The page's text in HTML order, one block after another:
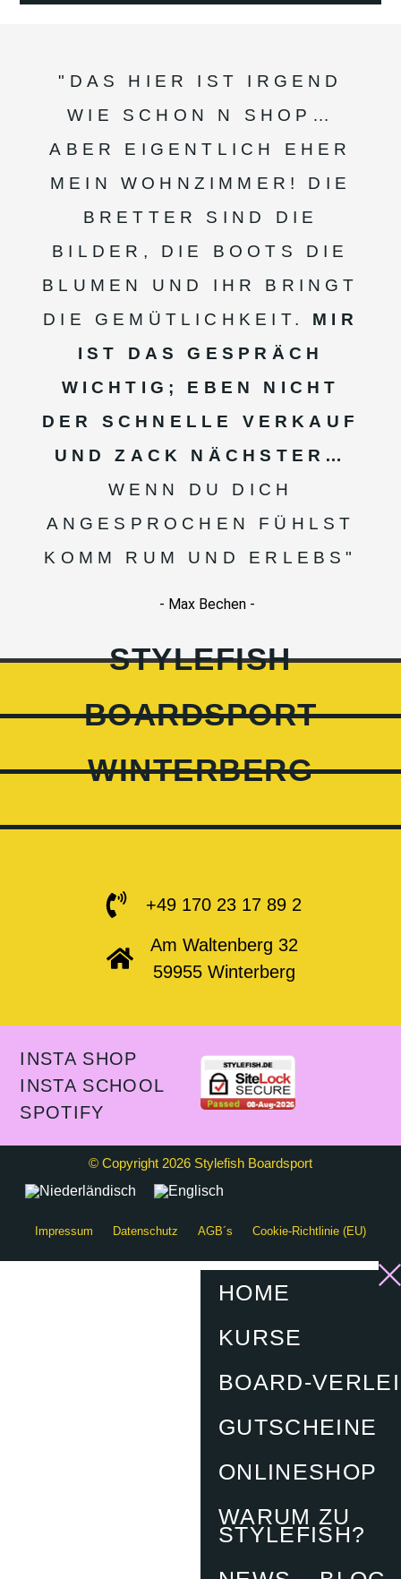
"DAS HIER IST IRGEND
WIE SCHON N SHOP…
ABER EIGENTLICH EHER
MEIN WOHNZIMMER! DIE
BRETTER SIND DIE
BILDER, DIE BOOTS DIE
BLUMEN UND IHR BRINGT
DIE GEMÜTLICHKEIT. MIR
IST DAS GESPRÄCH
WICHTIG; EBEN NICHT
DER SCHNELLE VERKAUF
UND ZACK NÄCHSTER…
WENN DU DICH
ANGESPROCHEN FÜHLST
KOMM RUM UND ERLEBS"
- Max Bechen -
STYLEFISH
BOARDSPORT
WINTERBERG
+49 170 23 17 89 2
Am Waltenberg 32
59955 Winterberg
INSTA SHOP
INSTA SCHOOL
SPOTIFY
© Copyright 2026 Stylefish Boardsport
Impressum Datenschutz AGB´s Cookie-Richtlinie (EU)
HOME
KURSE
BOARD-
GUTSCHEINE
ONLINESHOP
WARUM ZU
STYLEFISH?